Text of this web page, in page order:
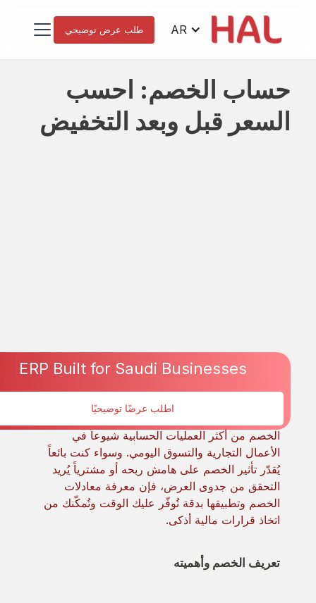
AR طلب عرض توضيحي
ERP Built for Saudi Businesses
اطلب عرضًا توضيحيًا
حساب الخصم: احسب
السعر قبل وبعد التخفيض
Jun 17, 2026
الخصم من أكثر العمليات الحسابية شيوعاً في
الأعمال التجارية والتسوق اليومي. وسواء كنت بائعاً
يُقدّر تأثير الخصم على هامش ربحه أو مشترياً يُريد
التحقق من جدوى العرض، فإن معرفة معادلات
الخصم وتطبيقها بدقة تُوفّر عليك الوقت وتُمكّنك من
اتخاذ قرارات مالية أذكى.
تعريف الخصم وأهميته